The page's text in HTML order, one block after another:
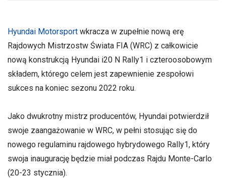
Hyundai Motorsport wkracza w zupełnie nową erę
Rajdowych Mistrzostw Świata FIA (WRC) z całkowicie
nową konstrukcją Hyundai i20 N Rally1 i czteroosobowym
składem, którego celem jest zapewnienie zespołowi
sukces na koniec sezonu 2022 roku.
Jako dwukrotny mistrz producentów, Hyundai potwierdził
swoje zaangażowanie w WRC, w pełni stosując się do
nowego regulaminu rajdowego hybrydowego Rally1, który
swoja inaugurację będzie miał podczas Rajdu Monte-Carlo
(20-23 stycznia).